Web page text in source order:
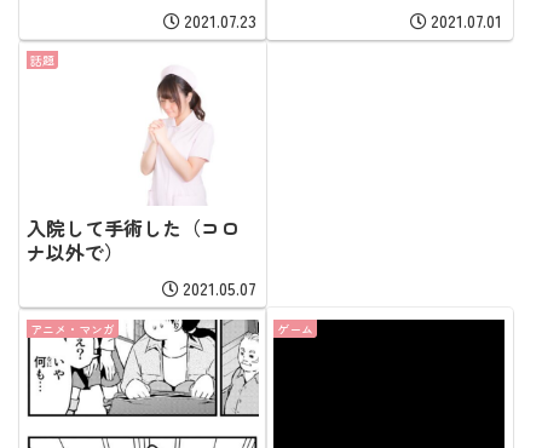
2021.07.23 2021.07.01
話題
入院して手術した（コロ
ナ以外で）
2021.05.07
アニメ・マンガ ゲーム